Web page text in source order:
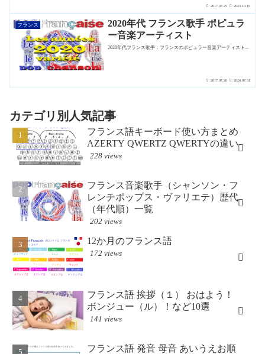
2017.07.25 2023.10.19
フランス
2020年代 フランス歌手 ポピュラ
ー音楽アーティスト
2020年代フランス歌手：フランスのポピュラー音楽アーティスト...
2017.07.20 2024.07.31
カテゴリ別人気記事
フランス語キーボード使い方まとめ
AZERTY QWERTZ QWERTYの違い
228 views
フランス音楽歌手（シャンソン・フ
レンチポップス・ヴァリエテ）歴代
（年代順）一覧
202 views
12か月のフランス語
172 views
フランス語 挨拶（１） おはよう！
ボンジュー（ル）！など10選
141 views
フランス語 発音 母音 あいうえお順